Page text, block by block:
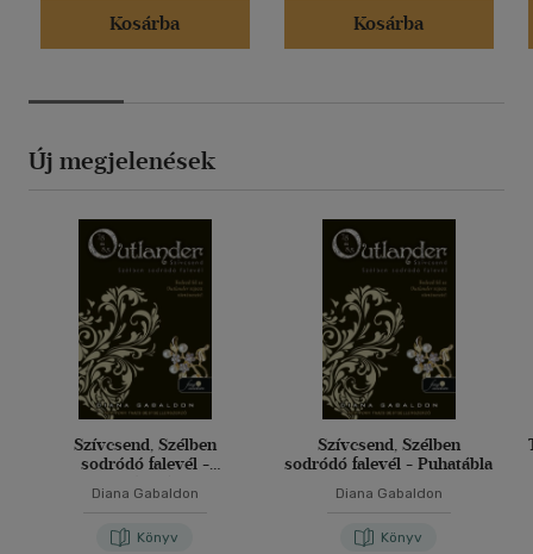
Kosárba
Kosárba
Új megjelenések
Szívcsend, Szélben
sodródó falevél -
Diana Gabaldon
Könyv
Szívcsend, Szélben
sodródó falevél - Puhatábla
Diana Gabaldon
Könyv